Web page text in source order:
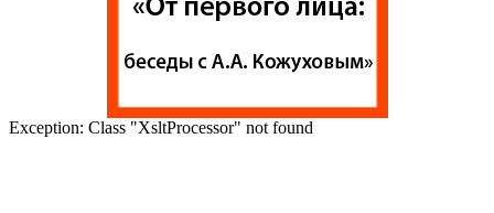
Exception: Class "XsltProcessor" not found